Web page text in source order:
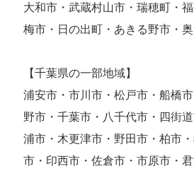
大和市・武蔵村山市・瑞穂町・
梅市・日の出町・あきる野市・
【千葉県の一部地域】
浦安市・市川市・松戸市・船橋
野市・千葉市・八千代市・四街
浦市・木更津市・野田市・柏市
市・印西市・佐倉市・市原市・